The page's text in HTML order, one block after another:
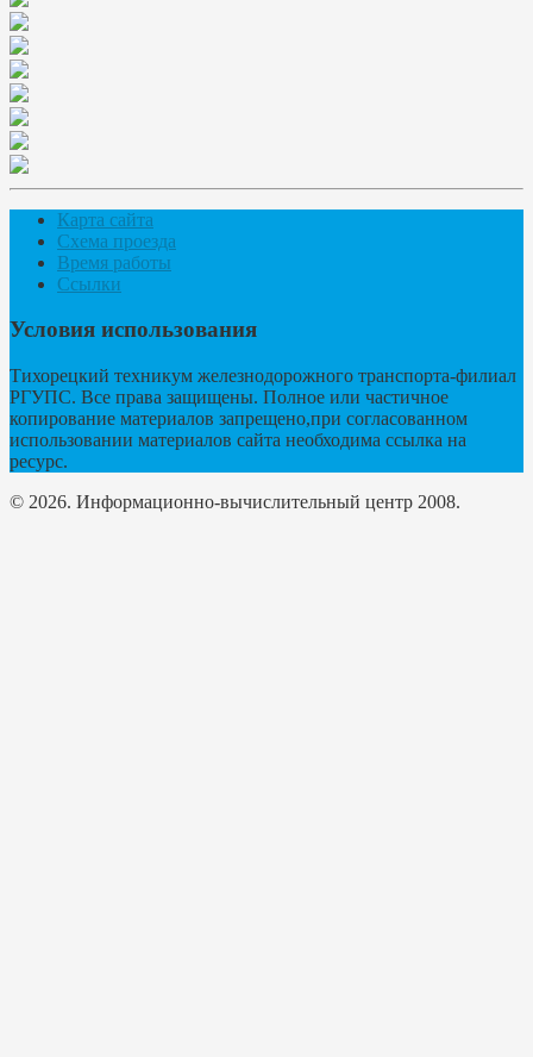
Карта сайта
Схема проезда
Время работы
Ссылки
Условия использования
Тихорецкий техникум железнодорожного транспорта-филиал
РГУПС. Все права защищены. Полное или частичное
копирование материалов запрещено,при согласованном
использовании материалов сайта необходима ссылка на
ресурс.
© 2026. Информационно-вычислительный центр 2008.